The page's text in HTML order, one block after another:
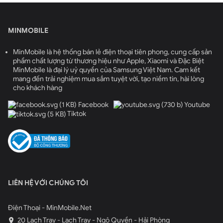
MINMOBILE
MinMobile là hệ thống bán lẻ điện thoại tiên phong, cung cấp sản
phẩm chất lượng từ thương hiệu như Apple, Xiaomi và Đặc Biệt
MinMobile là đại lý uỷ quyền của Samsung Việt Nam. Cam kết
mang đến trải nghiệm mua sắm tuyệt vời, tạo niềm tin, hài lòng
cho khách hàng
Facebook
Youtube
Tiktok
LIÊN HỆ VỚI CHÚNG TÔI
Điện Thoại - MinMobile.Net
20 Lạch Tray - Lạch Tray - Ngô Quyền - Hải Phòng